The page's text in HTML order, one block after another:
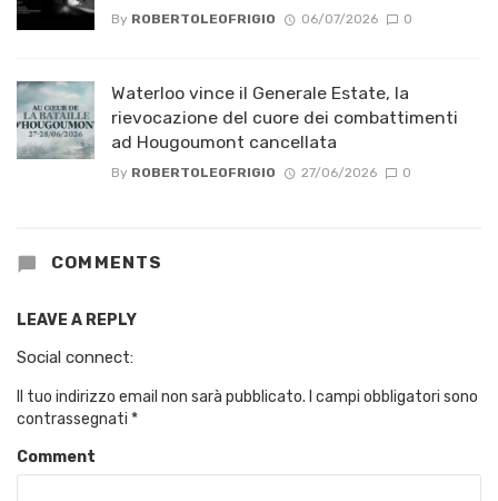
By ROBERTOLEOFRIGIO 06/07/2026 0
Waterloo vince il Generale Estate, la
rievocazione del cuore dei combattimenti
ad Hougoumont cancellata
By ROBERTOLEOFRIGIO 27/06/2026 0
COMMENTS
LEAVE A REPLY
Social connect:
Il tuo indirizzo email non sarà pubblicato. I campi obbligatori sono
contrassegnati *
Comment